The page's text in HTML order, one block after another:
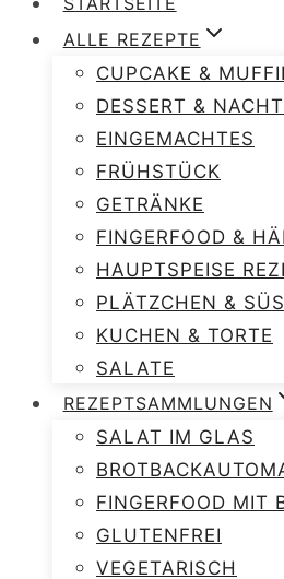
ALLE REZEPTE
CUPCAKE &
DESSERT &
EINGEMACHTES
FRÜHSTÜCK
GETRÄNKE
FINGERFOOD &
HAUPTSPEISE
PLÄTZCHEN &
KUCHEN & TORTE
SALATE
REZEPTSAMMLUNGEN
SALAT IM GLAS
FINGERFOOD MIT
GLUTENFREI
VEGETARISCH